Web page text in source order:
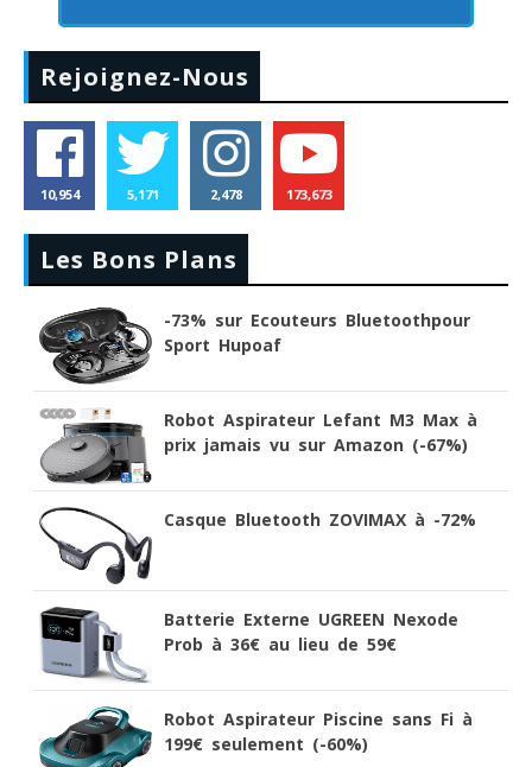
Rejoignez-Nous
10,954 5,171 2,478 173,673
Les Bons Plans
-73% sur Ecouteurs Bluetoothpour
Sport Hupoaf
Robot Aspirateur Lefant M3 Max à
prix jamais vu sur Amazon (-67%)
Casque Bluetooth ZOVIMAX à -72%
Batterie Externe UGREEN Nexode
Prob à 36€ au lieu de 59€
Robot Aspirateur Piscine sans Fi à
199€ seulement (-60%)